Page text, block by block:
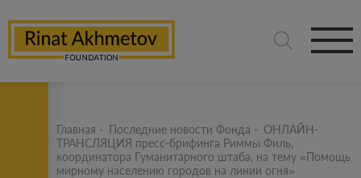
Главная - Последние новости Фонда - ОНЛАЙН-
ТРАНСЛЯЦИЯ пресс-брифинга Риммы Филь,
координатора Гуманитарного штаба, на тему «Помощь
мирному населению городов на линии огня»